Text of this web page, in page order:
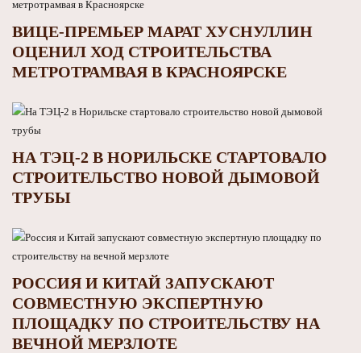
ВИЦЕ-ПРЕМЬЕР МАРАТ ХУСНУЛЛИН
ОЦЕНИЛ ХОД СТРОИТЕЛЬСТВА
МЕТРОТРАМВАЯ В КРАСНОЯРСКЕ
НА ТЭЦ-2 В НОРИЛЬСКЕ СТАРТОВАЛО
СТРОИТЕЛЬСТВО НОВОЙ ДЫМОВОЙ
ТРУБЫ
РОССИЯ И КИТАЙ ЗАПУСКАЮТ
СОВМЕСТНУЮ ЭКСПЕРТНУЮ
ПЛОЩАДКУ ПО СТРОИТЕЛЬСТВУ НА
ВЕЧНОЙ МЕРЗЛОТЕ